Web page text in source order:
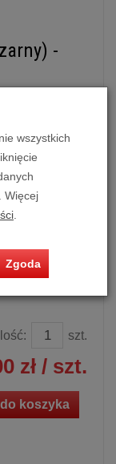
-
Ilość: szt.
zł / szt.
koszyka
wszystkich
Więcej
Zgoda